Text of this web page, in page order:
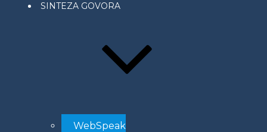
SINTEZA GOVORA
WebSpeak